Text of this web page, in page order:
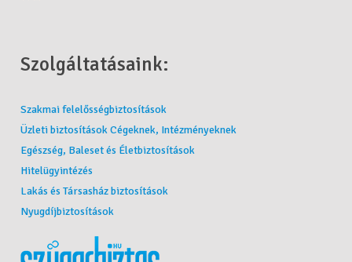
Szolgáltatásaink:
Szakmai felelősségbiztosítások
Üzleti biztosítások Cégeknek, Intézményeknek
Egészség, Baleset és Életbiztosítások
Hitelügyintézés
Lakás és Társasház biztosítások
Nyugdíjbiztosítások